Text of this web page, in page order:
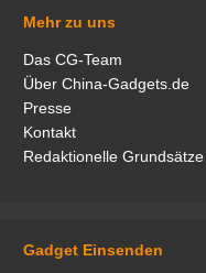
Mehr zu uns
Das CG-Team
Über China-Gadgets.de
Presse
Kontakt
Redaktionelle
Gadget Einsenden